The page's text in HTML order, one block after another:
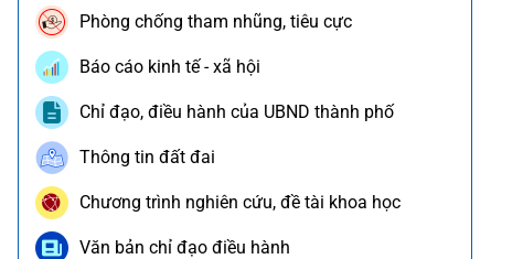
Phòng chống tham nhũng, tiêu cực
Báo cáo kinh tế - xã hội
Chỉ đạo, điều hành của UBND thành phố
Thông tin đất đai
Chương trình nghiên cứu, đề tài khoa học
Văn bản chỉ đạo điều hành